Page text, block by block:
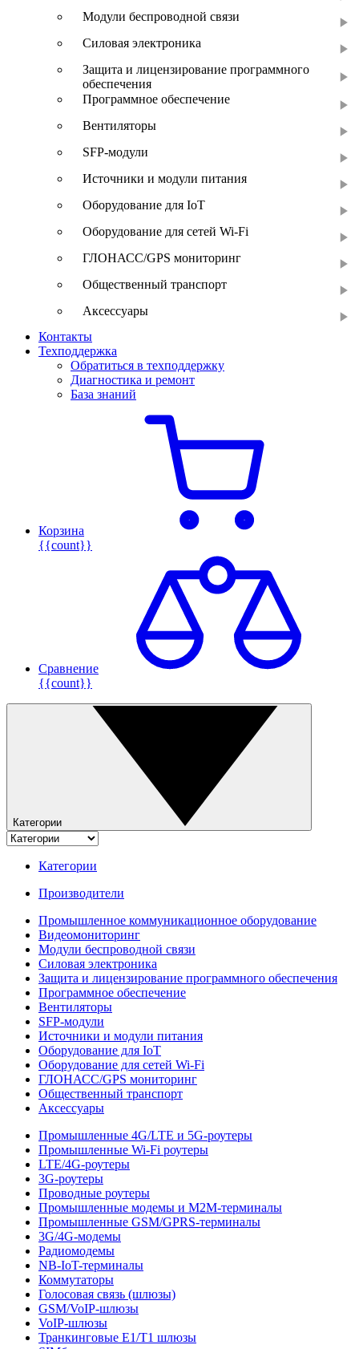
Модули беспроводной связи
Силовая электроника
Защита и лицензирование программного
обеспечения
Программное обеспечение
Вентиляторы
SFP-модули
Источники и модули питания
Оборудование для IoT
Оборудование для сетей Wi-Fi
ГЛОНАСС/GPS мониторинг
Общественный транспорт
Аксессуары
Контакты
Техподдержка
Обратиться в техподдержку
Диагностика и ремонт
База знаний
Корзина
{{count}}
Сравнение
{{count}}
Категории
Категории
Производители
Промышленное коммуникационное оборудование
Видеомониторинг
Модули беспроводной связи
Силовая электроника
Защита и лицензирование программного обеспечения
Программное обеспечение
Вентиляторы
SFP-модули
Источники и модули питания
Оборудование для IoT
Оборудование для сетей Wi-Fi
ГЛОНАСС/GPS мониторинг
Общественный транспорт
Аксессуары
Промышленные 4G/LTE и 5G-роутеры
Промышленные Wi-Fi роутеры
LTE/4G-роутеры
3G-роутеры
Проводные роутеры
Промышленные модемы и M2M-терминалы
Промышленные GSM/GPRS-терминалы
3G/4G-модемы
Радиомодемы
NB-IoT-терминалы
Коммутаторы
Голосовая связь (шлюзы)
GSM/VoIP-шлюзы
VoIP-шлюзы
Транкинговые E1/T1 шлюзы